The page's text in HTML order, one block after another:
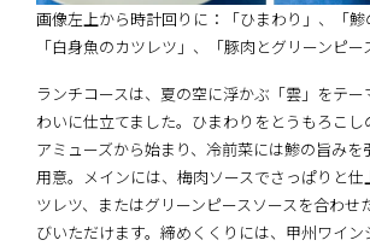
画像左上から時計回りに：「ひまわり」、「鯵
「白身魚のカツレツ」、「豚肉とグリーンピー
ランチコースは、夏の空に浮かぶ「雲」をテ
わいに仕立てました。ひまわりをとうもろこし
アミューズから始まり、冷前菜には鯵の旨み
用意。メインには、梅肉ソースでさっぱりと仕
ツレツ、またはグリーンピースソースを合わせ
びいただけます。締めくくりには、甲州ワイン